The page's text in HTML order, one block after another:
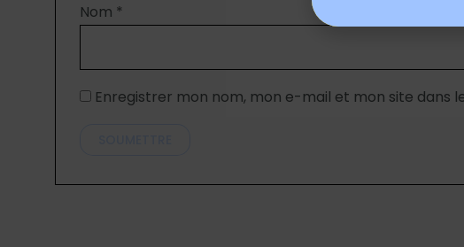
Nom *
Enregistrer mon nom, mon e-mail et mon site